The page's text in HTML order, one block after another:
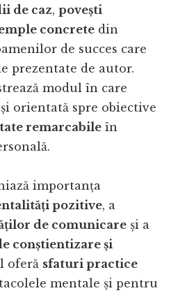
de caz,povești
concrete din
de succes care
prezentate de autor.
modul în care
orientată spre obiective
remarcabile în
importanța
pozitive, a
de comunicare și a
conștientizare și
oferă sfaturi practice
mentale și pentru